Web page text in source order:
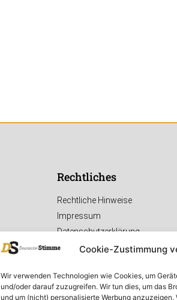
Cookie-Zustimmung
Wir verwenden Technologien wie Cookies, um
und/oder darauf zuzugreifen. Wir tun dies, um das
und um (nicht) personalisierte Werbung
Rechtliches
Rechtliche Hinweise
Impressum
Datenschutzerklärung